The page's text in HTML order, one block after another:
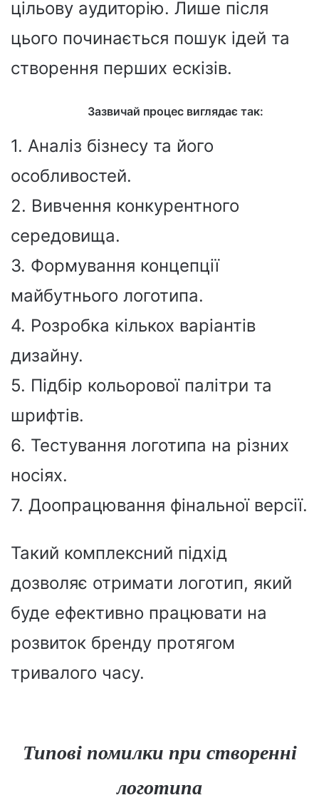
цільову аудиторію. Лише після
цього починається пошук ідей та
створення перших ескізів.
Зазвичай процес виглядає так:
1. Аналіз бізнесу та його
особливостей.
2. Вивчення конкурентного
середовища.
3. Формування концепції
майбутнього логотипа.
4. Розробка кількох варіантів
дизайну.
5. Підбір кольорової палітри та
шрифтів.
6. Тестування логотипа на різних
носіях.
7. Доопрацювання фінальної версії.
Такий комплексний підхід
дозволяє отримати логотип, який
буде ефективно працювати на
розвиток бренду протягом
тривалого часу.
Типові помилки при створенні
логотипа